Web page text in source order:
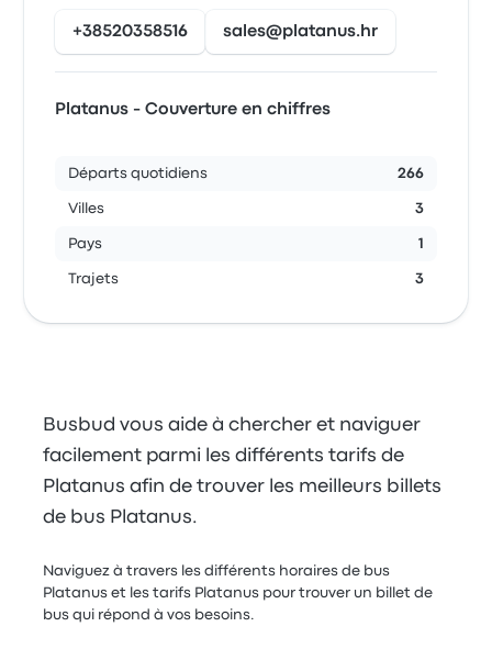
+38520358516 sales@platanus.hr
Platanus - Couverture en chiffres
Départs quotidiens 266
Villes 3
Pays 1
Trajets 3
Busbud vous aide à chercher et naviguer
facilement parmi les différents tarifs de
Platanus afin de trouver les meilleurs billets
de bus Platanus.
Naviguez à travers les différents horaires de bus
Platanus et les tarifs Platanus pour trouver un billet de
bus qui répond à vos besoins.